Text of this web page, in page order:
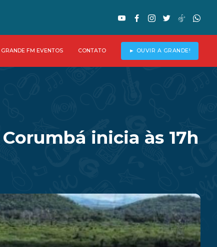
GRANDE FM EVENTOS CONTATO ► OUVIR A GRANDE!
inicia às 17h